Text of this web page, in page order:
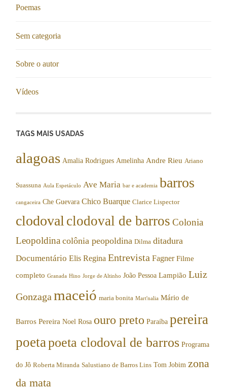
Poemas
Sem categoria
Sobre o autor
Vídeos
TAGS MAIS USADAS
alagoas Amalia Rodrigues Amelinha Andre Rieu Ariano
Suassuna Aula Espetáculo Ave Maria bar e academia barros
cangaceira Che Guevara Chico Buarque Clarice Lispector
clodoval clodoval de barros Colonia
Leopoldina colônia peopoldina Dilma ditadura
Documentário Elis Regina Entrevista Fagner Filme
completo Granada Hino Jorge de Altinho João Pessoa Lampião Luiz
Gonzaga maceió maria bonita Mart'nalia Mário de
Barros Pereira Noel Rosa ouro preto Paraíba pereira
poetapoeta clodoval de barros Programa
do Jô Roberta Miranda Salustiano de Barros Lins Tom Jobim zona
da mata